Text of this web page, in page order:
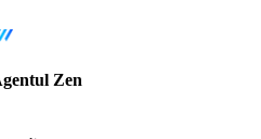
WebSketch Agency
Zen